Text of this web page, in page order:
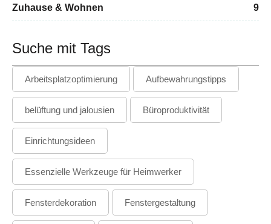
Zuhause & Wohnen 9
Suche mit Tags
Arbeitsplatzoptimierung Aufbewahrungstipps
belüftung und jalousien Büroproduktivität
Einrichtungsideen
Essenzielle Werkzeuge für Heimwerker
Fensterdekoration Fenstergestaltung